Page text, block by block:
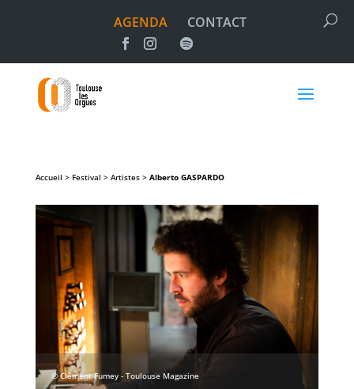
AGENDA CONTACT
Accueil > Festival > Artistes > Alberto GASPARDO
© Clément Fumey - Toulouse Magazine